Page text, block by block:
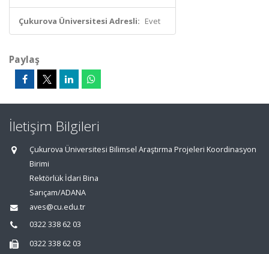
Çukurova Üniversitesi Adresli: Evet
Paylaş
İletişim Bilgileri
Çukurova Üniversitesi Bilimsel Araştırma Projeleri Koordinasyon
Birimi
Rektörlük İdari Bina
Sarıçam/ADANA
aves@cu.edu.tr
0322 338 62 03
0322 338 62 03